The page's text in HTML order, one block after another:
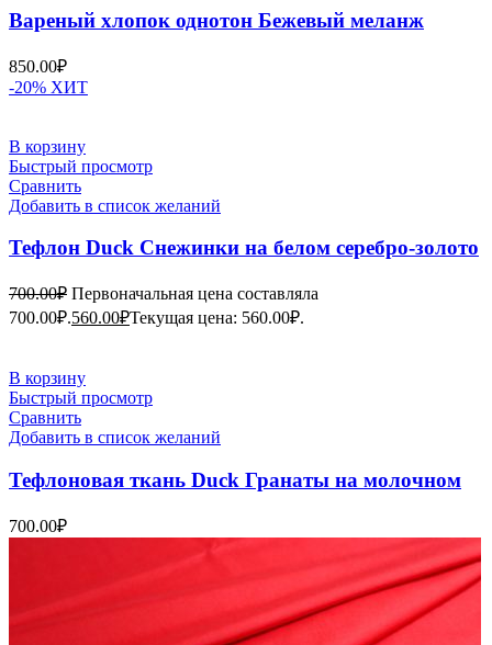
Вареный хлопок однотон Бежевый меланж
850.00₽
-20% ХИТ
В корзину
Быстрый просмотр
Сравнить
Добавить в список желаний
Тефлон Duck Снежинки на белом серебро-золото
700.00₽ Первоначальная цена составляла
700.00₽.560.00₽Текущая цена: 560.00₽.
В корзину
Быстрый просмотр
Сравнить
Добавить в список желаний
Тефлоновая ткань Duck Гранаты на молочном
700.00₽